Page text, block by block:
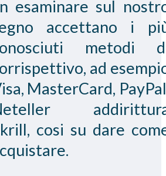
esaminare sul
accettano i
metodi
ad
MasterCard,
cosi su dare